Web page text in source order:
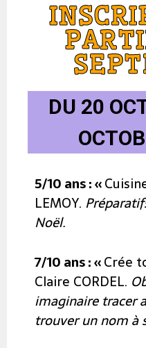
DU 20
5/10 ans :«
LEMOY.
Noël.
7/10 ans :«Crée
Claire CORDEL.
imaginaire tracer
trouver un nom à